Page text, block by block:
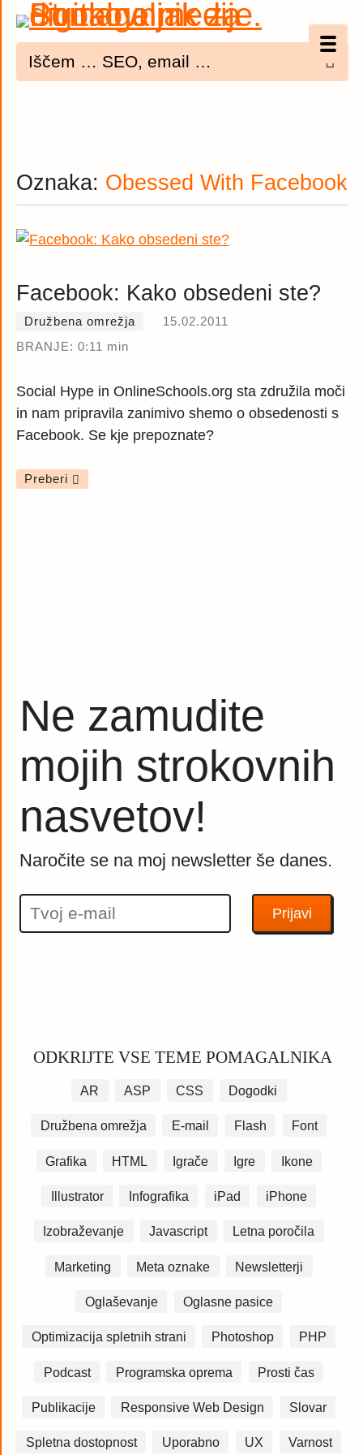
Spletna dostopnost
Oznaka: Obessed With Facebook
Facebook: Kako obsedeni ste?
Družbena omrežja
15.02.2011
BRANJE: 0:11 min
Social Hype in OnlineSchools.org sta združila moči
in nam pripravila zanimivo shemo o obsedenosti s
Facebook. Se kje prepoznate?
Preberi
Ne zamudite
mojih strokovnih
nasvetov!
Naročite se na moj newsletter še danes.
ODKRIJTE VSE TEME POMAGALNIKA
AR ASP CSS Dogodki
Družbena omrežja E-mail Flash Font
Grafika HTML Igrače Igre Ikone
Illustrator Infografika iPad iPhone
Izobraževanje Javascript Letna poročila
Marketing Meta oznake Newsletterji
Oglaševanje Oglasne pasice
Optimizacija spletnih strani Photoshop PHP
Podcast Programska oprema Prosti čas
Publikacije Responsive Web Design Slovar
Spletna dostopnost Uporabno UX Varnost